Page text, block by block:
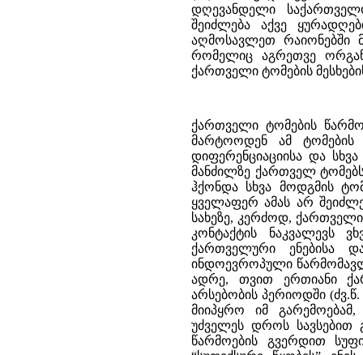
ქართველი ტომების წარმომავლობის გასარკვევად, რა თქმა უნდა, ვერ შემოვიფარგლებით მარტოოდენ ამ ტომების უძველესი ადგილსამყოფელის განსაზღვრითა და მათი ენების დიფერენციაციისა და სხვა ენებთან მონათესაობის საკითხით. თავისი ხანგრძლივი ისტორიის მანძილზე ქართველ ტომებს, ქართველურ ეთნიკურ ჯგუფს, უეჭველია, მეტად მჭიდრო კონტაქტი ჰქონდა სხვა მოდგმის ტომებთან, რის საფუძველზეც ზოგჯერ შეერეოდა კიდეც მათ და ა.შ. ყველაფერ ამას არ შეიძლება თავისი კვალი არ დაეტოვებინა ქართველური ჯგუფის ეთნიკურ სახეზე, კერძოდ, ქართველი ტომების ენებში. მართლაც, ქართველურ ენებში ჩვენ ბევრი ამგვარი კონტაქტის ნაკვალევს ვხვდებით. უკანასკნელ დროს ძალიან დიდი ყურადღება მიექცა ქართველური ენებისა და მათი მატარებელი ეთნიკური ჯგუფების მჭიდრო კონტაქტს ინდოევროპული წარმომავლობის ტომებთან (“ენებთან), რასაც ადგილი უნდა ჰქონოდა ძალიან ადრე, თვით ერთიანი ქართველური ფუძეენისა და ქართულ-ზანური ენობრივი ერთობის არსებობის პერიოდში (ძვ.წ. III–II ათასწლეულები). ენათმეცნიერთა ყურადღება კარგა ხანია რაც მიიპყრო იმ გარემოებამ, რომ აფხაზურ–ადიღეურის მსგავსად პრეფიქსალური წარმოება უძველეს დროს სავსებით გაბატონებული უნდა ყოფილიყო ქართველურშიც. პრეფიქსალური წარმოების გვერდით სუფიქსაციის პრინციპი უფრო გვიან უნდა გაჩენილიყო რომელიღაც “სუფიქსური წყობის” ენის გავლენით. სუფიქსური წყობის გაძლიერება ქართველურ ენებში პრეფიქსალურის ხარჯზე, აკად. არნ. ჩიქობავას აზრით, ამ მოვლენასთან უნდა იყოს დაკავშირებული (83). ეს გავლენა ქართველურის სუბსტრატი ენის გავლენას შეიძლება მიეწეროს. ამ უკანასკნელ დროს ქართველურის ასეთ სუბსტრატად (თუ სუპერსტრატად) მკვლევარნი უფრო და უფრო ინდოევროპული ოჯახის ენებს ვარაუდობენ. ქართველური ენების ისტორიის კვლევა–ძიება მეტად და მეტად ავლენს სტრუქტურულ სიახლოვეს ინდოევროპულ ენობრივ სამყაროსთან. პროფ. გ.დეეტერსს ქართველური ენები, თავისი პრეფიქს–სუფიქსალური წარმოებით, ნარევი ტიპის ენებად წარმოუდგენია, რომელსაც ერთგვარად შუალედი მდგომარეობა უკავია ისეთი ტიპის ენებს შორის, როგორიცაა ჩრდილო–დასავლურკავკასიური (აფხაზურ–ადიღეური) და ძველი ინდოევროპული. გარდა ზემოხსენებული სუფიქსაციის პრინციპის შეჭრისა, გ.დეეტერსი ინდოევროპულთან სიახლოვეს ხედავს ბრუნების ფლექსიურ ტიპში (ასეა განსაკუთრებით ძველ ქართულში), ფინიტური ზმნის ფორმების მკვეთრ გამოყოფაში სახელისაგან, ზმნის მთელი რიგი ფორმების სისტემაში. მისი აზრით, წინადადების აგებულებასაც ქართულში მთლიანად ინდოევროპული ელფერი აქვს და არ არის გვიანდელი (ბერძნულის ან სომხურის) გავლენის შედეგი (84). ქართველური ენების უძველესი სტრუქტურის სიახლოვეს ინდოევროპულთან ხაზს უსვამენ აგრეთვე პროფ. თ. გამყრელიძე და პროფ. გ.მაჭავარიანი. საკუთარი კვლევა–ძიების შედეგად ისინი დაახლოებით იმავე დასკვნამდე მიდიან, რასაც ამტკიცებდა უძველესი ქართველურის მიმართ გ.დეეტერსი. მათი აზრით, საერთო-ქართველურის ტიპოლოგიური მოდელი, ერთი მხრივ, უახლოეს პარალელებს პოვებს მთის იბერიულ–კავკასიურ ენებში, განსაკუთრებით დასავლურკავკასიურ (აფხაზურ–ადიღეურ) ჯგუფში (კონსონანტიზმი, პრეფიქსაცია, ზმნური